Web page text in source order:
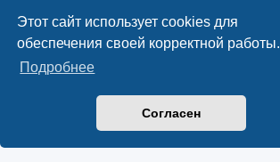
Этот сайт использует cookies для
обеспечения своей корректной работы.
Подробнее
Согласен